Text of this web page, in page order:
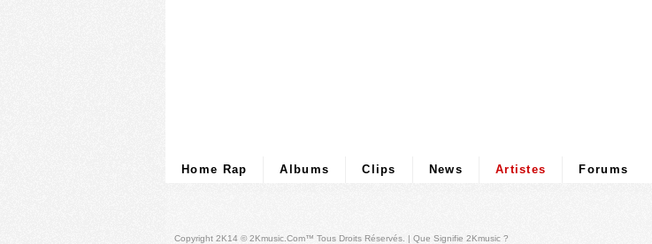
Home Rap Albums Clips News Artistes Forums
Copyright 2K14 © 2Kmusic.com™ Tous Droits Réservés . | Que Signifie 2Kmusic ?